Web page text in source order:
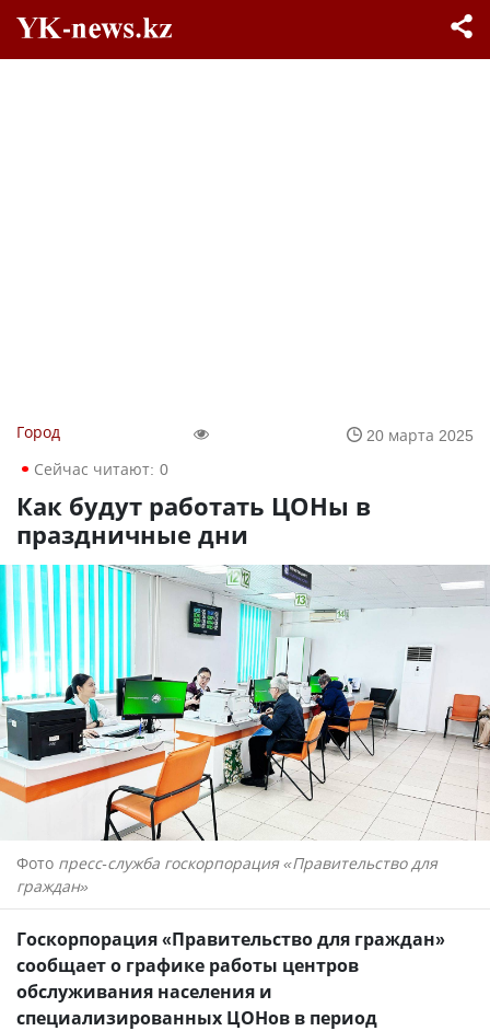
Город
20 марта 2025
Сейчас читают: 0
Как будут работать ЦОНы в
праздничные дни
Фото пресс-служба госкорпорация «Правительство для
граждан»
Госкорпорация «Правительство для граждан»
сообщает о графике работы центров
обслуживания населения и
специализированных ЦОНов в период